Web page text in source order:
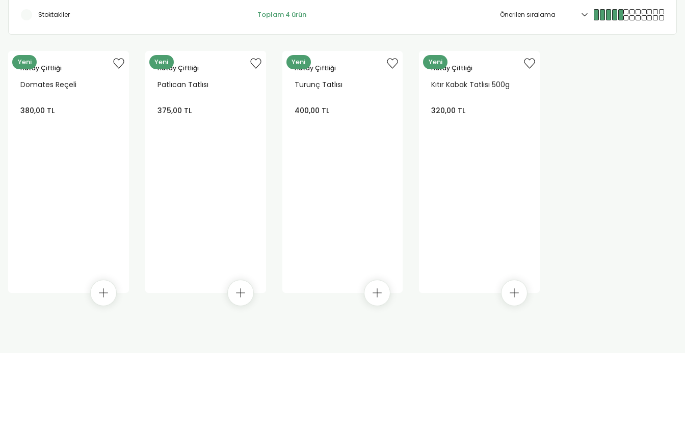
Stoktakiler Toplam 4 ürün
Yeni
Hatay Çiftliği
Domates Reçeli
380,00 TL
Yeni
Hatay Çiftliği
Patlıcan Tatlısı
375,00 TL
Yeni
Hatay Çiftliği
Turunç Tatlısı
400,00 TL
Yeni
Hatay Çiftliği
Kıtır Kabak Tatlısı 500g
320,00 TL